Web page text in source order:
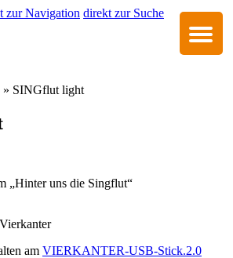
zur Navigation direkt zur Suche
» SINGflut light
„Hinter uns die Singflut“
am VIERKANTER-USB-Stick.2.0